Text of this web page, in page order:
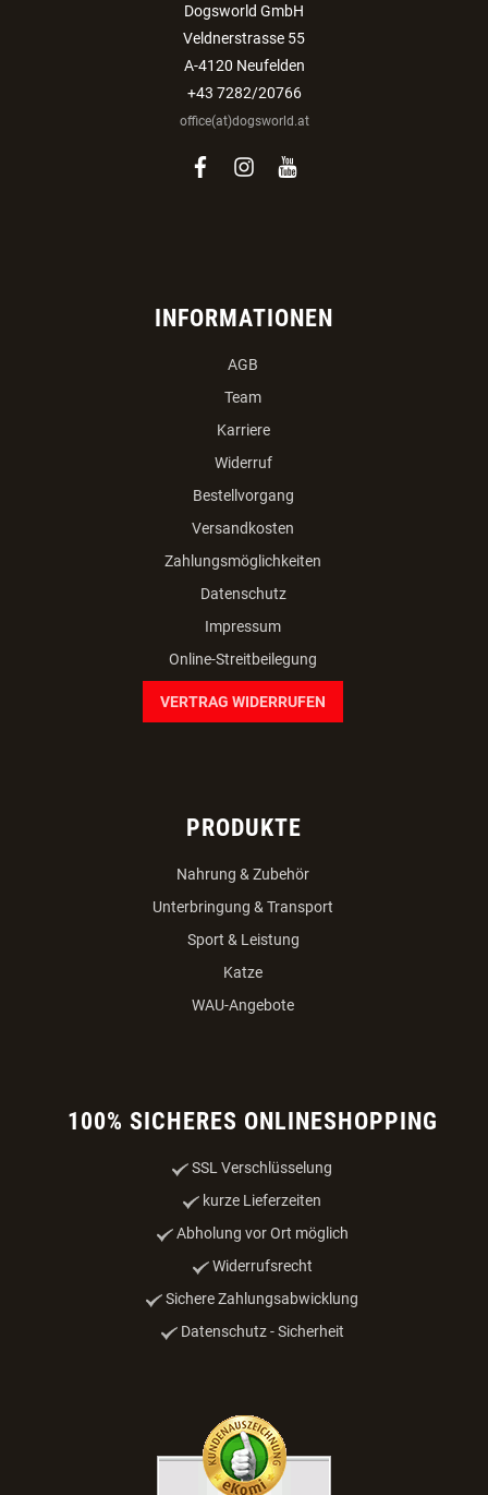
Dogsworld GmbH
Veldnerstrasse 55
A-4120 Neufelden
+43 7282/20766
office(at)dogsworld.at
facebook
instagram
youtube
INFORMATIONEN
AGB
Team
Karriere
Widerruf
Bestellvorgang
Versandkosten
Zahlungsmöglichkeiten
Datenschutz
Impressum
Online-Streitbeilegung
VERTRAG WIDERRUFEN
PRODUKTE
Nahrung & Zubehör
Unterbringung & Transport
Sport & Leistung
Katze
WAU-Angebote
100% SICHERES ONLINESHOPPING
SSL Verschlüsselung
kurze Lieferzeiten
Abholung vor Ort möglich
Widerrufsrecht
Sichere Zahlungsabwicklung
Datenschutz - Sicherheit